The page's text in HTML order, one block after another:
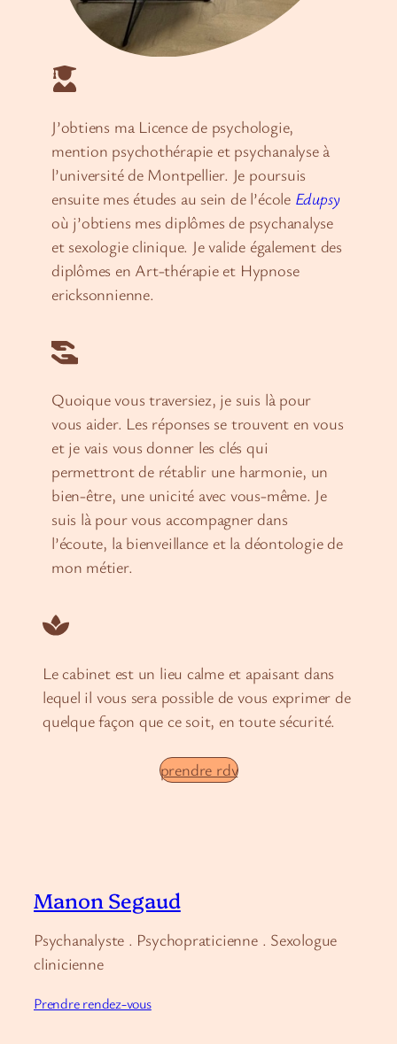
J’obtiens ma Licence de psychologie,
mention psychothérapie et psychanalyse à
l’université de Montpellier. Je poursuis
ensuite mes études au sein de l’école Edupsy
où j’obtiens mes diplômes de psychanalyse
et sexologie clinique. Je valide également des
diplômes en Art-thérapie et Hypnose
ericksonnienne.
Quoique vous traversiez, je suis là pour
vous aider. Les réponses se trouvent en vous
et je vais vous donner les clés qui
permettront de rétablir une harmonie, un
bien-être, une unicité avec vous-même. Je
suis là pour vous accompagner dans
l’écoute, la bienveillance et la déontologie de
mon métier.
Le cabinet est un lieu calme et apaisant dans
lequel il vous sera possible de vous exprimer de
quelque façon que ce soit, en toute sécurité.
prendre rdv
Manon Segaud
Psychanalyste . Psychopraticienne . Sexologue
clinicienne
Prendre rendez-vous